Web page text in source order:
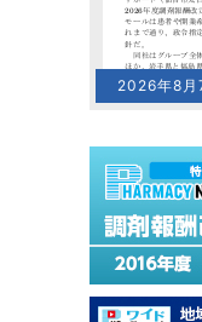
2026年8月